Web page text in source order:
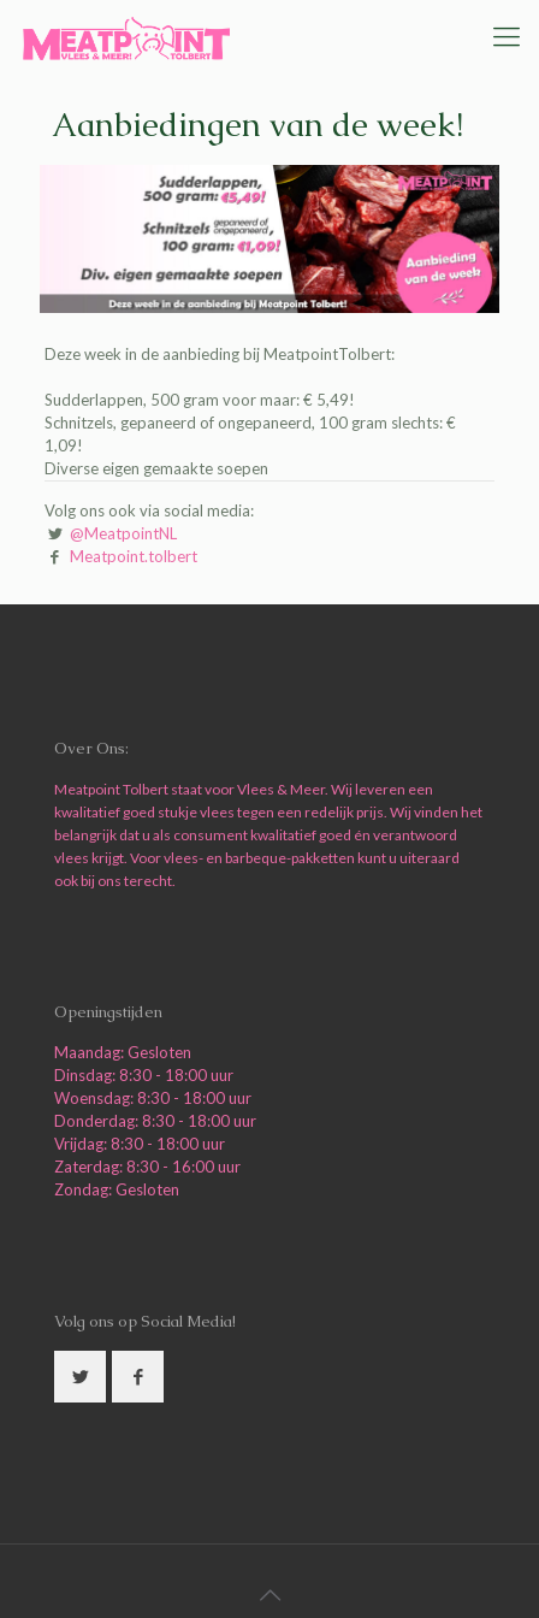
Aanbiedingen van de week!
Deze week in de aanbieding bijMeatpointTolbert:
Sudderlappen, 500 gram voor maar: € 5,49!
Schnitzels, gepaneerd of ongepaneerd, 100 gram slechts: €
1,09!
Diverse eigen gemaakte soepen
Volg ons ook via social media:
@MeatpointNL
Meatpoint.tolbert
Over Ons:
Meatpoint Tolbert staat voor Vlees & Meer. Wij leveren een
kwalitatief goed stukje vlees tegen een redelijk prijs. Wij vinden het
belangrijk dat u als consument kwalitatief goed én verantwoord
vlees krijgt. Voor vlees- en barbeque-pakketten kunt u uiteraard
ook bij ons terecht.
Openingstijden
Maandag: Gesloten
Dinsdag: 8:30 - 18:00 uur
Woensdag: 8:30 - 18:00 uur
Donderdag: 8:30 - 18:00 uur
Vrijdag: 8:30 - 18:00 uur
Zaterdag: 8:30 - 16:00 uur
Zondag: Gesloten
Volg ons op Social Media!